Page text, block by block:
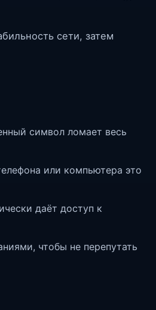
сети, затем
символ ломает весь
или компьютера это
даёт доступ к
чтобы не перепутать